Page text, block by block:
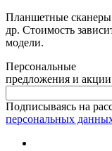
Планшетные сканеры
др. Стоимость
модели.
Персональные
предложения и акции
Подписываясь на
персональных